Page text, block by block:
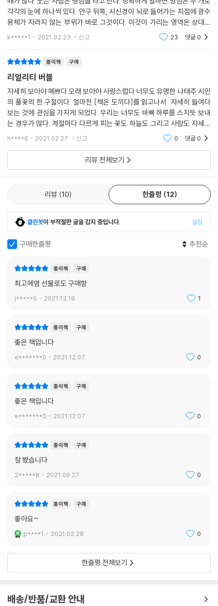
우리가 휴대폰을 충전할 때 사용하는 전기는 “만든 지 1분이 채 안 된 새것
이다. … 그러니까 여러분이 바로 지금 사용하는 전기는 1초 전에는 물방울
--- p.175
정말로 공정한 세상이라면 석유 회사는 휘발유를 사용하는 우리에게 돈을
주려 할 것이다. 휘발유는 원유를 정제하는 과정에서 나오는 유독한 부산
물이기 때문이다. …석유 회사가 그것을 우리에게 시장성 있는 상품으로
내놓기 전까지는, 즉 우리에게 돈을 받고 파는 방법을 찾아내기 전까지는
그냥 가까운 강에 내다 버렸다.
--- p.196
오늘날 우리의 먹이 사슬에 있는 질소의 절반은 합성된 것이므로 여러분의
를 쌓아 놓은 것과 맞먹을 것이다. 아쉽게도 우리가 이를 보지 못하는 것이
--- p.236
우리가 지금까지 만든 플라스틱은 80억 톤이 넘는다. 이 가운데 60억 톤
이 쓰레기로 버려졌다.
을 위해 성인 수렵 채집인이 일한 시간은 평균적으로 하루 세 시간에서 다
섯 시간, 일주일에 스무 시간 남짓이었음을 기억할 필요가 있다. 물질적으
--- p.268
18세기가 되면 시간 엄수와 정확함은 훌륭한 시민의 미덕으로 칭송되었
고, 일터에서 나태하고 ‘시간에 인색한 것’은 가난하고 지저분한 사람들의
--- p.272
패션 디자이너이자 사회 운동가 오르솔라 드 캐스트로는 이런 말을 한다.
“중국에는 강물의 색을 보면 시즌에 ‘유행하는’ 색깔을 알 수 있다는 우스
이 아니라 마젠타(자홍색)이다.
1932년 4월 24일, 스스로를 ‘산보객’으로 칭한 젊은이들은 단순한 항의
길 사람은 거의 없을 것이다. 그들이 하려고 했던 것은 등산이었다.
핀란드에 사는 사미족에게는 대단히 특별한 측정 단위가 있다. ‘포론쿠세
전까지 달릴 수 있는 거리를 뜻한다.
우리의 세 번째 맹점은 동물을 볼 때 드러난다. 우리는 우리가 다른 동물보
다 우월하다고, 뭔가 근본적으로 다르다고 믿는다. 물론 우리는 다르다. 시
각이라는 측면에서 보면 동물은 인간보다 오히려 우월하다. 그들은 더 멀
리 더 넓게 더 선명하게 본다. 가시광선 바깥을 보고, 초음파와 자기장을 감
기는 사람 얼굴을 구분할 수 있다(반대로 우리가 물총고기의 얼굴을 구분
할 수 있을까?). 지능과 감정의 차원에서도 동물은 열등하지 않다. 통이 소
개하듯이, 그들은 석양을 감상할 줄 알고 스스로에 대해 질문을 던질 수도
있다. 과학은 바다표범과 돌고래가 우리의 수신호를 이해하고, 개와 코끼
리가 우리의 말소리를 이해하며, 오랑우탄은 심지어 아이패드를 사용하여
우리와 소통할 수 있다는 것을 가르쳐준다. 그들이 우리와 얼마나 비슷한
지 보지 않을 수 없게 만든다.
가 어디로 가는지 보지 못한다. 이것이 우리의 또 다른 맹점들이다.
닭은 왜 존재할까? 돼지와 소와 염소는? 우리는 지금껏 그들이 오로지 우
리의 식량이 되기 위해 존재한다고 생각해왔다. 그러나 통이 앞서 보여줬
듯이, 동물은 지능도 감정도 없는 고깃덩이가 아니다. 과학은 이제 생명윤
리와 동물복지의 관점을 뒷받침하는 가장 강력한 근거가 된다. 육식 위주
기 위해 너무 많은 식량을 허비한다는 점이다. 경작지 부족은 이미 오래된
문제이고, 사료를 대느라 해양 자원마저 고갈되고 있다. 현재 75억 명에
달하는 세계 인구는 매년 1.2퍼센트씩 늘어나는 중이다. 가축의 증가율은
의 가축까지도 추가로 부양해야 한다. 이는 어떻게 봐도 지속 가능한 체계
가 아니다.
워서 만든 것일 가능성이 높다. 통의 설명에 따르면, 우리는 화석연료가 정
확히 무엇인지 모른다. 또 그것을 사용하는 것이 왜 문제인지도 잘 모른다.
우리는 화석연료의 고갈을 걱정하지만, 사실 문제는 다른 데 있다. 그것을
레스트 산 41개를 쌓아 놓은 것과 맞먹을 것이다. 아쉽게도 우리가 이를 보
지 못하는 것이 기후 변화를 논할 때 가장 큰 장벽으로 작용한다.
틱 쓰레기를 보자. 20세기 초에 발명된 플라스틱은 지금껏 80억 톤가량이
만들어졌다. 그리고 이 가운데 60억 톤이 쓰레기로 버려졌다. 플라스틱 생
산은 해마다 늘고 있으며, 앞으로 10년 동안 40퍼센트 가까이 더 늘 전망
고 있는데, 2050년이 되면 바다에 물고기보다 플라스틱이 더 많을 것으로
추정된다. 그런데 플라스틱은 우리가 사용하는 석유의 극히 일부분(약
- 로완 후퍼 (『뉴사이언티스트』)
이 책의 매 페이지에서 지야 통은 세계를 보는 선명한 렌즈를 제공한다. 그
우리에 관한 크고 작은 것들을 드러내기 위해 과학과 철학 그리고 역사를
조합했다.
- [Grist]
- 애널리 뉴위츠 (과학 저술가)
대담하고, 독창적이며 감동적인 이 책은 재미있기까지 하다. 우리가 우리
지식의 우주를 헤쳐나간다.
적 질문의 답을 찾도록 애쓰게 만든다.
- 데렉 미드 (『VICE』)
는 우리에게 직접적으로 와닿지 않는 것들을 감지하는 법을 배우는 일에
의존하고 있다. 이 책에서 지야 통은 이러한 불합치가 일으키는 격렬한 충
돌을 보여준다.
우리의 세계는 우리가 감지하는 대로 존재하지 않는다. 이 책에서 지야 통
은 우리가 안다고 생각했던 현실의 수많은 낯선 측면들을 매력적으로 소개
한다.
각각의 눈에 하나씩 있다. 안구 뒤쪽, 시신경이 뇌로 들어가는 지점에 광수
용체가 자라지 않는 부위가 바로 그것이다. 이것이 가리는 영역은 상대적
으로 크지만, 대부분의 사람들은 결코 알아차리지 못한다.’(14쪽) 사람의
k*****1 2021.02.23. 신고 23 댓글0
종이책 구매
리얼리티 버블
자세히 보아야 예쁘다 오래 보아야 사랑스럽다 너무도 유명한 나태주 시인
의 풀꽃의 한 구절이다. 얼마전 [책은 도끼다]를 읽고나서 자세히 들여다
보는 것에 관심을 가지게 되었다. 우리는 너무도 바빠 하루를 스치듯 보내
는 경우가 많다. 계절마다 다르게 피는 꽃도 하늘도 그리고 사람도 자세히
들여다 볼 여유가 없다. 우리 인간은 합리적이고 이성적이라 하지만 책을
h****6 2021.02.27. 신고 0 댓글0
리뷰 전체보기
리뷰 10 한줄평 12
클린봇이 부적절한 글을 감지 중입니다. 설정
구매한줄평 추천순
종이책 구매
최고에염 선물로도 구매함
j*****5 2021.12.18. 1
종이책 구매
좋은 책입니다
e*******0 2021.12.07. 0
종이책 구매
좋은 책입니다
e*******0 2021.12.07. 0
종이책 구매
잘 봤습니다
2*****8 2021.09.27. 0
종이책 구매
좋아요~
p****1 2021.02.28. 0
한줄평 전체보기
배송/반품/교환 안내